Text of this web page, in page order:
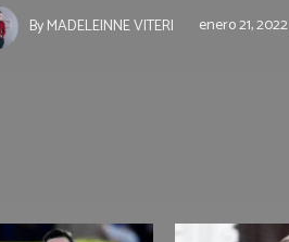
ByMADELEINNE VITERI enero 21, 2022